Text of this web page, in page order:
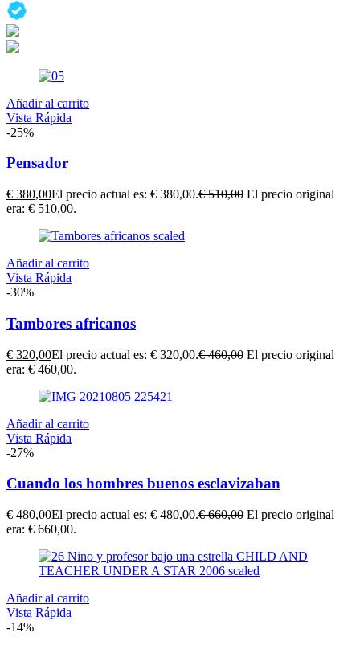
Añadir al carrito
Vista Rápida
-25%
Pensador
€ 380,00El precio actual es: € 380,00.€510,00 El precio original
era: € 510,00.
Añadir al carrito
Vista Rápida
-30%
Tambores africanos
€ 320,00El precio actual es: € 320,00.€460,00 El precio original
era: € 460,00.
Añadir al carrito
Vista Rápida
-27%
Cuando los hombres buenos esclavizaban
€ 480,00El precio actual es: € 480,00.€660,00 El precio original
era: € 660,00.
Añadir al carrito
Vista Rápida
-14%